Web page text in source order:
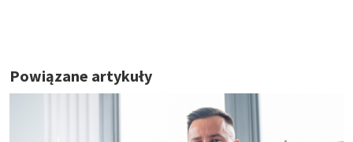
Powiązane artykuły